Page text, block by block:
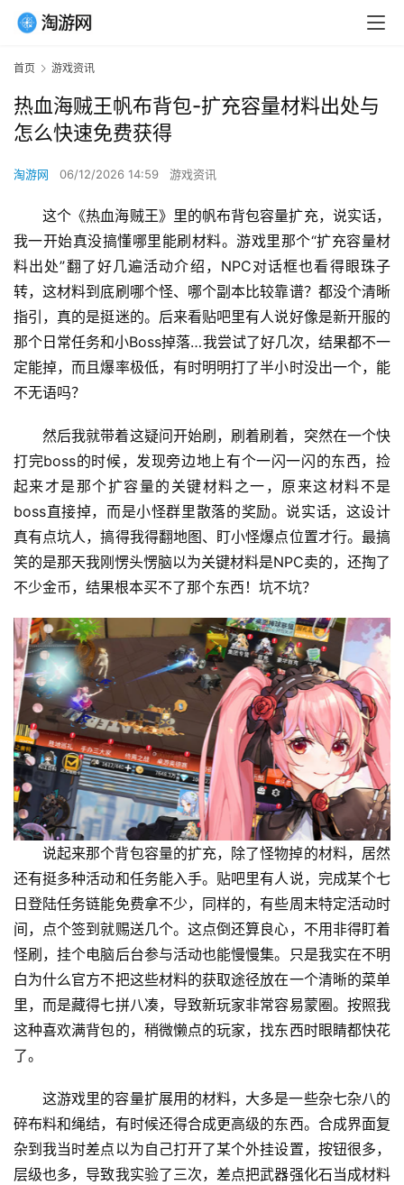
首页 游戏资讯
热血海贼王帆布背包-扩充容量材料出处与
怎么快速免费获得
淘游网 06/12/2026 14:59 游戏资讯
这个《热血海贼王》里的帆布背包容量扩充，说实话，
我一开始真没搞懂哪里能刷材料。游戏里那个“扩充容量材
料出处”翻了好几遍活动介绍，NPC对话框也看得眼珠子
转，这材料到底刷哪个怪、哪个副本比较靠谱？都没个清晰
指引，真的是挺迷的。后来看贴吧里有人说好像是新开服的
那个日常任务和小Boss掉落…我尝试了好几次，结果都不一
定能掉，而且爆率极低，有时明明打了半小时没出一个，能
不无语吗？
然后我就带着这疑问开始刷，刷着刷着，突然在一个快
打完boss的时候，发现旁边地上有个一闪一闪的东西，捡
起来才是那个扩容量的关键材料之一，原来这材料不是
boss直接掉，而是小怪群里散落的奖励。说实话，这设计
真有点坑人，搞得我得翻地图、盯小怪爆点位置才行。最搞
笑的是那天我刚愣头愣脑以为关键材料是NPC卖的，还掏了
不少金币，结果根本买不了那个东西！坑不坑？
说起来那个背包容量的扩充，除了怪物掉的材料，居然
还有挺多种活动和任务能入手。贴吧里有人说，完成某个七
日登陆任务链能免费拿不少，同样的，有些周末特定活动时
间，点个签到就赐送几个。这点倒还算良心，不用非得盯着
怪刷，挂个电脑后台参与活动也能慢慢集。只是我实在不明
白为什么官方不把这些材料的获取途径放在一个清晰的菜单
里，而是藏得七拼八凑，导致新玩家非常容易蒙圈。按照我
这种喜欢满背包的，稍微懒点的玩家，找东西时眼睛都快花
了。
这游戏里的容量扩展用的材料，大多是一些杂七杂八的
碎布料和绳结，有时候还得合成更高级的东西。合成界面复
杂到我当时差点以为自己打开了某个外挂设置，按钮很多，
层级也多，导致我实验了三次，差点把武器强化石当成材料